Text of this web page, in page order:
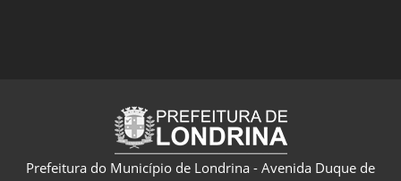
Prefeitura do Município de Londrina - Avenida Duque de